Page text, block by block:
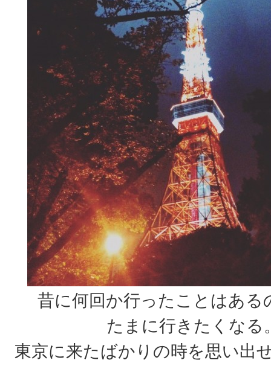
昔に何回か行ったことはある
たまに行きたくなる
東京に来たばかりの時を思い出